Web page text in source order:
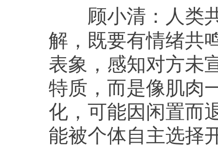
顾小清： 人类
解，既要有情绪共
表象，感知对方未
特质，而是像肌肉
化，可能因闲置而
能被个体自主选择